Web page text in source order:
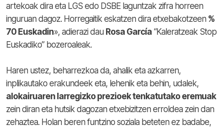
artekoak dira eta LGS edo DSBE laguntzak zifra horreen
inguruan dagoz. Horregaitik eskatzen dira etxebakotzeen %
70 Euskadin», adierazi dau Rosa García “Kaleratzeak Stop
Euskadiko” bozeroaleak.
Haren ustez, beharrezkoa da, ahalik eta azkarren,
inplikautako erakundeek eta, lehenik eta behin, udalek,
alokairuaren larregizko prezioek tenkatutako eremuak
zein diran eta hutsik dagozan etxebizitzen erroldea zein dan
zehaztea. Holan beren funtzino soziala beteten ez badabe,